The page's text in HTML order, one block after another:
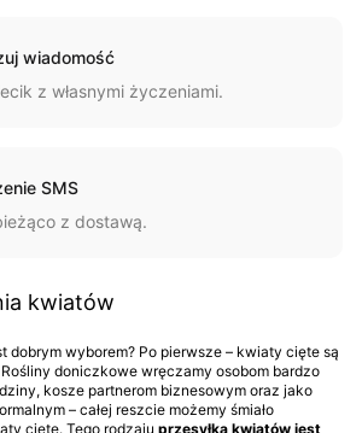
wiadomość
z własnymi życzeniami.
SMS
z dostawą.
kwiatów
dobrym wyborem? Po pierwsze – kwiaty cięte są
doniczkowe wręczamy osobom bardzo
kosze partnerom biznesowym oraz jako
– całej reszcie możemy śmiało
cięte. Tego rodzaju przesyłka kwiatów jest